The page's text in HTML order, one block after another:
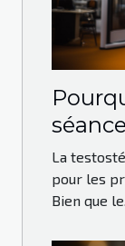
prise
La
pour les
Bien que le...